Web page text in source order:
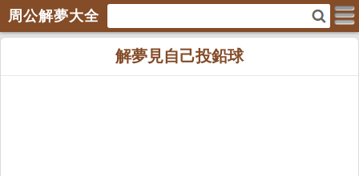
周公解夢大全
解夢見自己投鉛球